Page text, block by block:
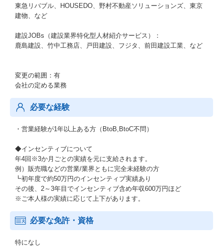
東急リバブル、HOUSEDO、野村不動産ソリューションズ、東京
建物、など
建設JOBs（建設業界特化型人材紹介サービス）：
鹿島建設、竹中工務店、戸田建設、フジタ、前田建設工業、など
変更の範囲：有
会社の定める業務
必要な経験
・営業経験が1年以上ある方（BtoB,BtoC不問）
◆インセンティブについて
年4回※3か月ごとの実績を元に支給されます。
例）販売職などの営業/業界ともに完全未経験の方
┗初年度で約50万円のインセンティブ実績あり
その後、2～3年目でインセンティブ含め年収600万円ほど
※ご本人様の実績に応じて上下があります。
必要な免許・資格
特になし